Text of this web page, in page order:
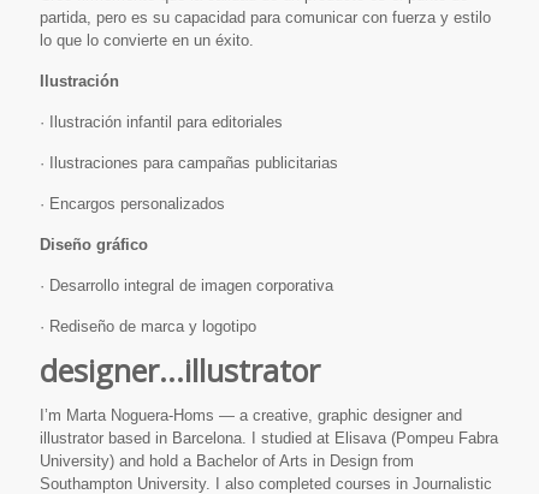
partida, pero es su capacidad para comunicar con fuerza y estilo
lo que lo convierte en un éxito.
Ilustración
· Ilustración infantil para editoriales
· Ilustraciones para campañas publicitarias
· Encargos personalizados
Diseño gráfico
· Desarrollo integral de imagen corporativa
· Rediseño de marca y logotipo
designer...illustrator
I’m Marta Noguera-Homs — a creative, graphic designer and
illustrator based in Barcelona. I studied at Elisava (Pompeu Fabra
University) and hold a Bachelor of Arts in Design from
Southampton University. I also completed courses in Journalistic